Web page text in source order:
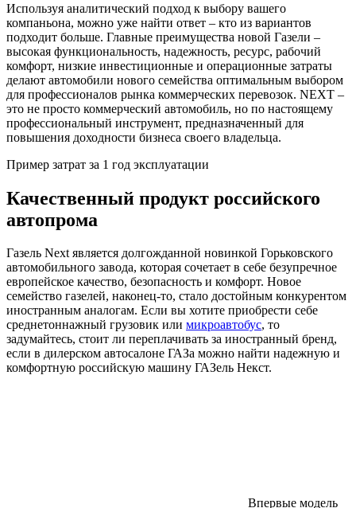
Используя аналитический подход к выбору вашего
компаньона, можно уже найти ответ – кто из вариантов
подходит больше. Главные преимущества новой Газели –
высокая функциональность, надежность, ресурс, рабочий
комфорт, низкие инвестиционные и операционные затраты
делают автомобили нового семейства оптимальным выбором
для профессионалов рынка коммерческих перевозок. NEXT –
это не просто коммерческий автомобиль, но по настоящему
профессиональный инструмент, предназначенный для
повышения доходности бизнеса своего владельца.
Пример затрат за 1 год эксплуатации
Качественный продукт российского
автопрома
Газель Next является долгожданной новинкой Горьковского
автомобильного завода, которая сочетает в себе безупречное
европейское качество, безопасность и комфорт. Новое
семейство газелей, наконец-то, стало достойным конкурентом
иностранным аналогам. Если вы хотите приобрести себе
среднетоннажный грузовик или микроавтобус, то
задумайтесь, стоит ли переплачивать за иностранный бренд,
если в дилерском автосалоне ГАЗа можно найти надежную и
комфортную российскую машину ГАЗель Некст.
Впервые модель